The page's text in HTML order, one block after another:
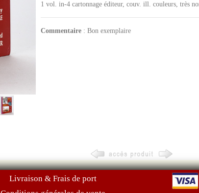
1 vol. in-4 cartonnage éditeur, couv. ill. couleurs, très
Commentaire: Bon exemplaire
Livraison & Frais de port